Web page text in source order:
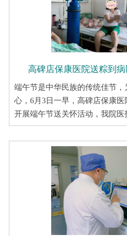
高碑店保康医院送粽到
端午节是中华民族的传统佳节
心，6月3日一早，高碑店保康医
开展端午节送关怀活动，我院医